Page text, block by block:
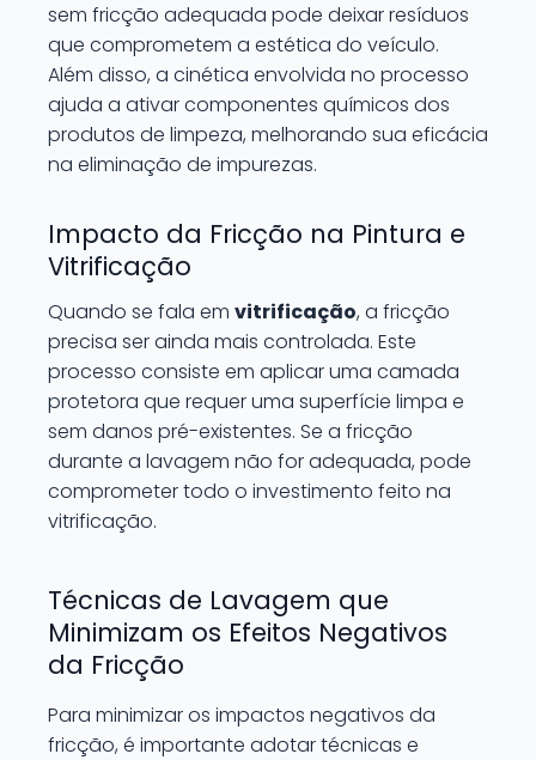
sem fricção adequada pode deixar resíduos
que comprometem a estética do veículo.
Além disso, a cinética envolvida no processo
ajuda a ativar componentes químicos dos
produtos de limpeza, melhorando sua eficácia
na eliminação de impurezas.
Impacto da Fricção na Pintura e
Vitrificação
Quando se fala em vitrificação, a fricção
precisa ser ainda mais controlada. Este
processo consiste em aplicar uma camada
protetora que requer uma superfície limpa e
sem danos pré-existentes. Se a fricção
durante a lavagem não for adequada, pode
comprometer todo o investimento feito na
vitrificação.
Técnicas de Lavagem que
Minimizam os Efeitos Negativos
da Fricção
Para minimizar os impactos negativos da
fricção, é importante adotar técnicas e